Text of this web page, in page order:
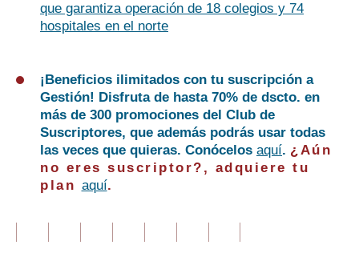
que garantiza operación de 18 colegios y 74
hospitales en el norte
¡Beneficios ilimitados con tu suscripción a
Gestión! Disfruta de hasta 70% de dscto. en
más de 300 promociones del Club de
Suscriptores, que además podrás usar todas
las veces que quieras. Conócelos aquí. ¿Aún
no eres suscriptor?, adquiere tu
plan aquí.